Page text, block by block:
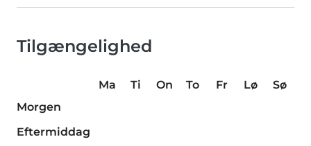
Tilgængelighed
Ma Ti On To Fr Lø
Sø
Morgen
Eftermiddag